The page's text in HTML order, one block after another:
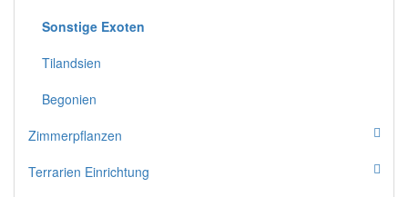
Sonstige Exoten
Tilandsien
Begonien
Zimmerpflanzen
Terrarien Einrichtung